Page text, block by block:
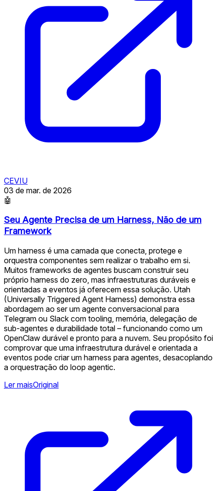
CEVIU
03 de mar. de 2026
🤖
Seu Agente Precisa de um Harness, Não de um
Framework
Um harness é uma camada que conecta, protege e
orquestra componentes sem realizar o trabalho em si.
Muitos frameworks de agentes buscam construir seu
próprio harness do zero, mas infraestruturas duráveis e
orientadas a eventos já oferecem essa solução. Utah
(Universally Triggered Agent Harness) demonstra essa
abordagem ao ser um agente conversacional para
Telegram ou Slack com tooling, memória, delegação de
sub-agentes e durabilidade total – funcionando como um
OpenClaw durável e pronto para a nuvem. Seu propósito foi
comprovar que uma infraestrutura durável e orientada a
eventos pode criar um harness para agentes, desacoplando
a orquestração do loop agentic.
Ler maisOriginal